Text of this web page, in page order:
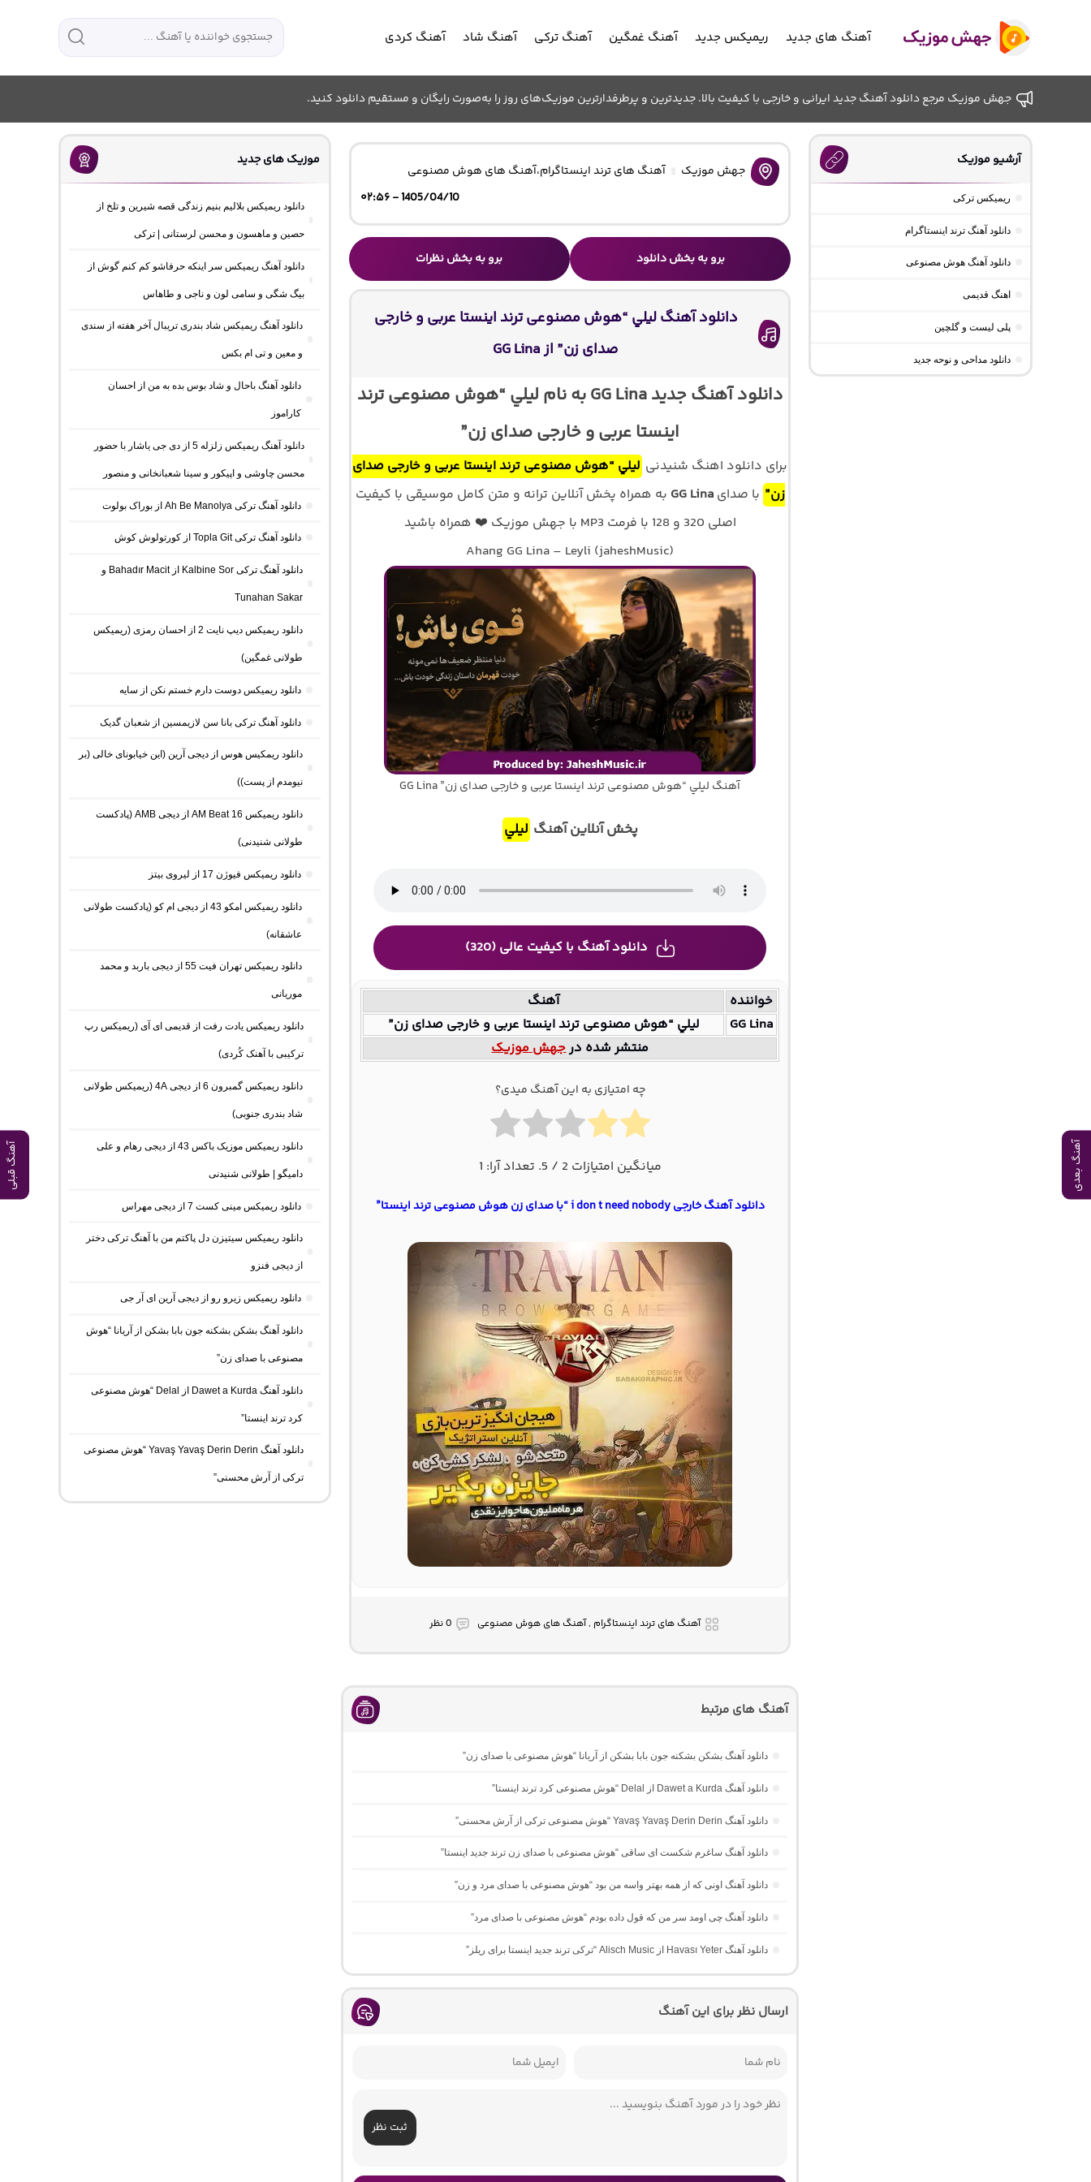
آهنگ بعدی آهنگ قبلی
آهنگ های جدید ریمیکس جدید آهنگ غمگین آهنگ ترکی آهنگ شاد آهنگ کردی
جهش موزیک مرجع دانلود آهنگ جدید ایرانی و خارجی با کیفیت بالا. جدیدترین و پرطرفدارترین موزیک‌های روز را به‌صورت رایگان و مستقیم دانلود کنید.
جهش موزیک آهنگ های ترند اینستاگرام،آهنگ های هوش مصنوعی
1405/04/10 - ۰۲:۵۶
برو به بخش دانلود برو به بخش نظرات
دانلود آهنگ ليلي “هوش مصنوعی ترند اینستا عربی و خارجی
صدای زن” از GG Lina
دانلود آهنگ جدید GG Lina به نام ليلي “هوش مصنوعی ترند
اینستا عربی و خارجی صدای زن”
برای دانلود اهنگ شنیدنی ليلي “هوش مصنوعی ترند اینستا عربی و خارجی صدای
زن” با صدایGG Lina به همراه پخش آنلاین ترانه و متن کامل موسیقی با کیفیت
اصلی 320 و 128 با فرمت MP3 با جهش موزیک ❤️ همراه باشید
Ahang GG Lina – Leyli (jaheshMusic)
آهنگ ليلي “هوش مصنوعی ترند اینستا عربی و خارجی صدای زن” GG Lina
پخش آنلاین آهنگ ليلي
دانلود آهنگ با کیفیت عالی (320)
خواننده
آهنگ
GG Lina
ليلي “هوش مصنوعی ترند اینستا عربی و خارجی صدای زن”
منتشر شده درجهش موزیک
چه امتیازی به این آهنگ میدی؟
میانگین امتیازات 2 / 5. تعداد آرا: 1
دانلود آهنگ خارجی i don t need nobody “با صدای زن هوش مصنوعی ترند اینستا”
آهنگ های ترند اینستاگرام , آهنگ های هوش مصنوعی 0 نظر
آهنگ های مرتبط
دانلود آهنگ بشکن بشکنه جون بابا بشکن از آریانا “هوش مصنوعی با صدای زن”
دانلود آهنگ Dawet a Kurda از Delal “هوش مصنوعی کرد ترند اینستا”
دانلود آهنگ Yavaş Yavaş Derin Derin “هوش مصنوعی ترکی از آرش محسنی”
دانلود آهنگ ساغرم شکست ای ساقی “هوش مصنوعی با صدای زن ترند جدید اینستا”
دانلود آهنگ اونی که از همه بهتر واسه من بود “هوش مصنوعی با صدای مرد و زن”
دانلود آهنگ چی اومد سر من که قول داده بودم “هوش مصنوعی با صدای مرد”
دانلود آهنگ Havası Yeter از Alisch Music “ترکی ترند جدید اینستا برای ریلز”
ارسال نظر برای این آهنگ
ثبت نظر
آرشیو موزیک
ریمیکس ترکی
دانلود آهنگ ترند اینستاگرام
دانلود آهنگ هوش مصنوعی
اهنگ قدیمی
پلی لیست و گلچین
دانلود مداحی و نوحه جدید
موزیک های جدید
دانلود ریمیکس بلالیم بنیم زندگی قصه شیرین و تلخ از
حصین و ماهسون و محسن لرستانی | ترکی
دانلود آهنگ ریمیکس سر اینکه حرفاشو کم کنم گوش از
بیگ شگی و سامی لون و ناجی و طاهاس
دانلود آهنگ ریمیکس شاد بندری تریبال آخر هفته از سندی
و معین و تی ام بکس
دانلود آهنگ باحال و شاد بوس بده به من از احسان
کاراموز
دانلود آهنگ ریمیکس زلزله 5 از دی جی یاشار با حضور
محسن چاوشی و اپیکور و سینا شعبانخانی و منصور
دانلود آهنگ ترکی Ah Be Manolya از بوراک بولوت
دانلود آهنگ ترکی Topla Git از کورتولوش کوش
دانلود آهنگ ترکی Kalbine Sor از Bahadır Macit و
Tunahan Sakar
دانلود ریمیکس دیپ نایت 2 از احسان رمزی (ریمیکس
طولانی غمگین)
دانلود ریمیکس دوست دارم خستم نکن از سایه
دانلود آهنگ ترکی بانا سن لازیمسین از شعبان گدیک
دانلود ریمکیس هوس از دیجی آرین (این خیابونای خالی (بر
نیومدم از پست))
دانلود ریمیکس AM Beat 16 از دیجی AMB (پادکست
طولانی شنیدنی)
دانلود ریمیکس فیوژن 17 از لیروی بیتز
دانلود ریمیکس امکو 43 از دیجی ام کو (پادکست طولانی
عاشقانه)
دانلود ریمیکس تهران فیت 55 از دیجی باربد و محمد
موریانی
دانلود ریمیکس یادت رفت از قدیمی ای آی (ریمیکس رپ
ترکیبی با آهنک کُردی)
دانلود ریمیکس گمبرون 6 از دیجی 4A (ریمیکس طولانی
شاد بندری جنوبی)
دانلود ریمیکس موزیک باکس 43 از دیجی رهام و علی
دامیگو | طولانی شنیدنی
دانلود ریمیکس مینی کست 7 از دیجی مهراس
دانلود ریمیکس سیتیزن دل پاکتم من با آهنگ ترکی دختر
از دیجی فنزو
دانلود ریمیکس زیرو رو از دیجی آرین ای آر جی
دانلود آهنگ بشکن بشکنه جون بابا بشکن از آریانا “هوش
مصنوعی با صدای زن”
دانلود آهنگ Dawet a Kurda از Delal “هوش مصنوعی
کرد ترند اینستا”
دانلود آهنگ Yavaş Yavaş Derin Derin “هوش مصنوعی
ترکی از آرش محسنی”